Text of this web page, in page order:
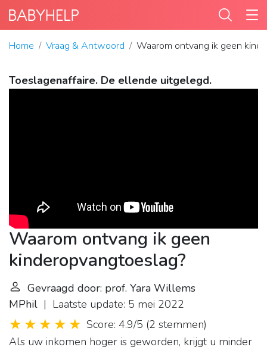
Home Vraag & Antwoord Waarom ontvang ik geen
Toeslagenaffaire. De ellende uitgelegd.
Waarom ontvang ik geen
kinderopvangtoeslag?
Gevraagd door: prof. Yara Willems
MPhil | Laatste update: 5 mei 2022
Score: 4.9/5 (2 stemmen)
Als uw inkomen hoger is geworden, krijgt u minder